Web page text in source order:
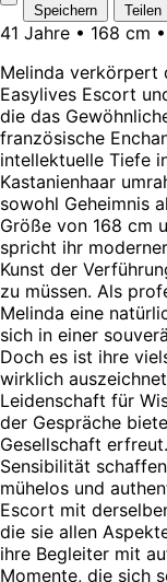
Speichern Teilen
41 Jahre • 168 cm
Melinda verkörpert
Easylives Escort
die das
französische
intellektuelle Tiefe
Kastanienhaar
sowohl Geheimnis
Größe von 168 cm
spricht ihr
Kunst der
zu müssen. Als
Melinda eine
sich in einer
Doch es ist ihre
wirklich
Leidenschaft für
der Gespräche
Gesellschaft
Sensibilität
mühelos und
Escort mit
die sie allen
ihre Begleiter mit
Momente, die sich